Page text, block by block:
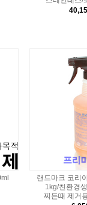
랜드마크 코리
1kg/친환경
찌든때 제거